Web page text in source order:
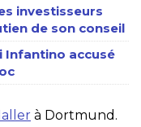
investisseurs
de son conseil
Infantino accusé
à Dortmund.